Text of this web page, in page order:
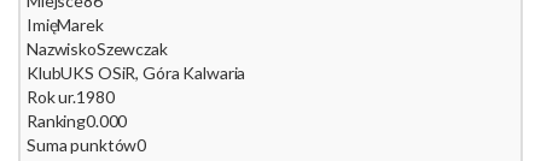
ImięMarek
NazwiskoSzewczak
KlubUKS OSiR, Góra Kalwaria
Rok ur.1980
Ranking0.000
Suma punktów0